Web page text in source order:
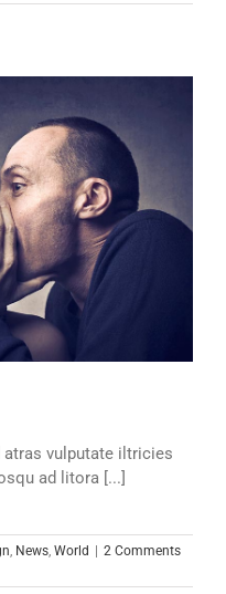
vulputate iltricies
ad litora [...]
News World | 2 Comments